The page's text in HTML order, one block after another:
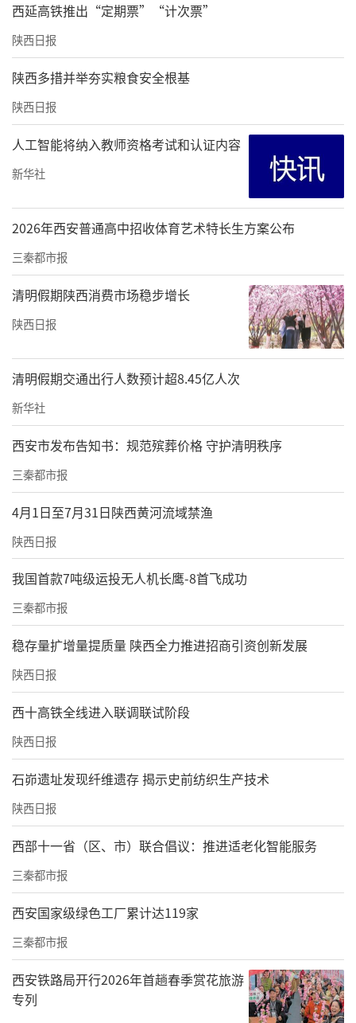
西延高铁推出“定期票”“计次票”
陕西日报
陕西多措并举夯实粮食安全根基
陕西日报
人工智能将纳入教师资格考试和认证内容
新华社
2026年西安普通高中招收体育艺术特长生方案公布
三秦都市报
清明假期陕西消费市场稳步增长
陕西日报
清明假期交通出行人数预计超8.45亿人次
新华社
西安市发布告知书：规范殡葬价格 守护清明秩序
三秦都市报
4月1日至7月31日陕西黄河流域禁渔
陕西日报
我国首款7吨级运投无人机长鹰-8首飞成功
三秦都市报
稳存量扩增量提质量 陕西全力推进招商引资创新发展
陕西日报
西十高铁全线进入联调联试阶段
陕西日报
石峁遗址发现纤维遗存 揭示史前纺织生产技术
陕西日报
西部十一省（区、市）联合倡议：推进适老化智能服务
三秦都市报
西安国家级绿色工厂累计达119家
三秦都市报
西安铁路局开行2026年首趟春季赏花旅游
专列